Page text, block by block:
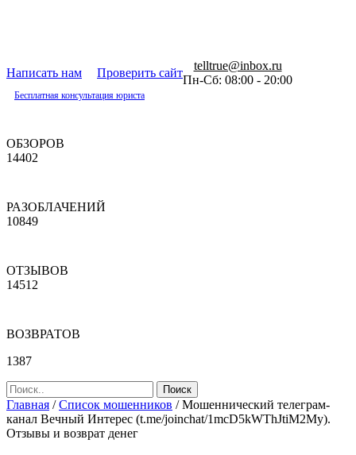
Написать нам Проверить сайт
telltrue@inbox.ru
Пн-Сб: 08:00 - 20:00
Бесплатная консультация юриста
ОБЗОРОВ
14402
РАЗОБЛАЧЕНИЙ
10849
ОТЗЫВОВ
14512
ВОЗВРАТОВ
1387
Главная /Список мошенников /Мошеннический телеграм-
канал Вечный Интерес (t.me/joinchat/1mcD5kWThJtiM2My).
Отзывы и возврат денег